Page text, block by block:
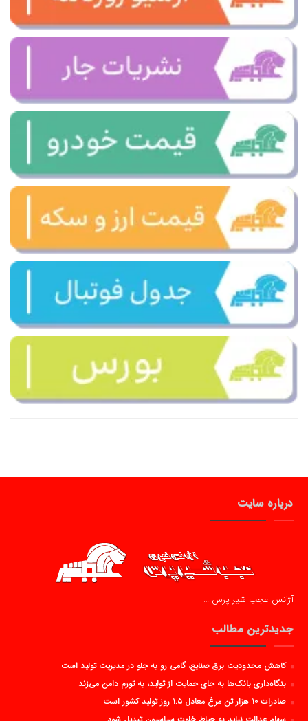
درباره سایت
آژانس عجب شیر پرس …
جدیدترین مطالب
کاهش محدودیت برق صنایع، گامی رو به جلو در مدیریت تولید است
بنگاه‌داری بانک‌ها به جای حمایت از تولید، به تورم دامن می‌زند
صادرات ۱۰ هزار تن مرغ معادل ۱.۵ روز تولید کشور است